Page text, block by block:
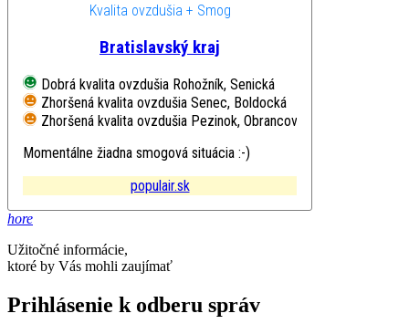
Kvalita ovzdušia + Smog
Bratislavský kraj
Dobrá kvalita ovzdušia Rohožník, Senická
Zhoršená kvalita ovzdušia Senec, Boldocká
Zhoršená kvalita ovzdušia Pezinok, Obrancov mieru
Momentálne žiadna smogová situácia :-)
populair.sk
hore
Užitočné informácie,
ktoré by Vás mohli zaujímať
Prihlásenie k odberu správ